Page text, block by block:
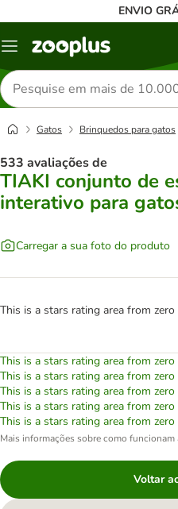
ENVIO
Menu
Pesquisar
produtos
Gatos Brinquedos para gatos
533 avaliações de
TIAKI conjunto de
interativo para
Carregar a sua foto do produto
This is a stars rating area from
This is a stars rating area from
This is a stars rating area from
This is a stars rating area from
This is a stars rating area from
This is a stars rating area from
Mais informações sobre como funcionam
Voltar